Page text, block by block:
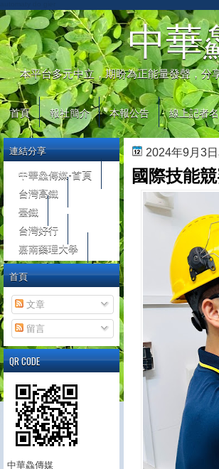
中華
本平台多元中立，期盼為正能量發聲，分
首頁 報社簡介 本報公告 線上記者
2024年9月3
國際技能
連結分享
中華鱻傳媒-首頁
台灣高鐵
臺鐵
台灣好行
嘉南藥理大學
首頁
文章
留言
QR CODE
中華鱻傳媒